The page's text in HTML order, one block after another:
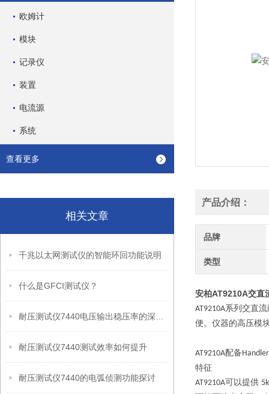
欧姆计
模块
记录仪
装置
电流源
系统
查看更多
相关文章
千兆以太网测试仪的智能环回功能说明
什么是GFCI测试仪？
耐压测试仪7440测试效率如何提升
耐压测试仪7440的电弧侦测功能探讨
产品介绍：
品牌
类型
安柏AT9210A交直
AT9210A系列交直
便。仪器的高压模
AT9210A配备Handler
特征
AT9210A可以提供